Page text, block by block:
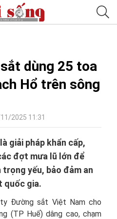
dùng 25 toa
Hổ trên sông
2025 11:31
giải pháp khẩn cấp,
đợt mưa lũ lớn để
yếu, bảo đảm an
quốc gia.
Đường sắt Việt Nam cho
(TP Huế) dâng cao, chạm